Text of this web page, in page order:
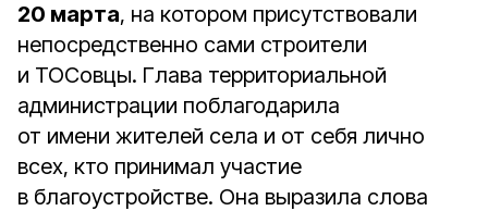
20 марта, на котором присутствовали
непосредственно сами строители
и ТОСовцы. Глава территориальной
администрации поблагодарила
от имени жителей села и от себя лично
всех, кто принимал участие
в благоустройстве. Она выразила слова